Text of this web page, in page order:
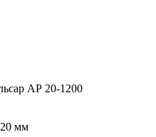
АР 20-1200
20 мм